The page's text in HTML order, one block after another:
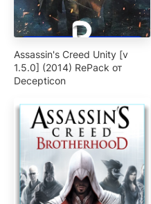
Assassin's Creed Unity [v
1.5.0] (2014) RePack от
Decepticon